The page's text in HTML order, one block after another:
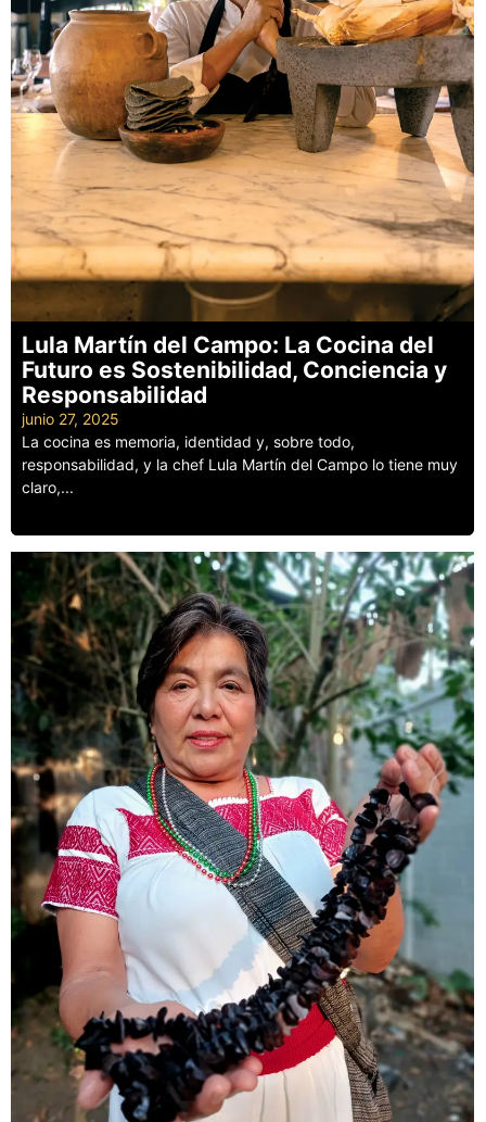
Lula Martín del Campo: La Cocina del
Futuro es Sostenibilidad, Conciencia y
Responsabilidad
junio 27, 2025
La cocina es memoria, identidad y, sobre todo,
responsabilidad, y la chef Lula Martín del Campo lo tiene muy
claro,...